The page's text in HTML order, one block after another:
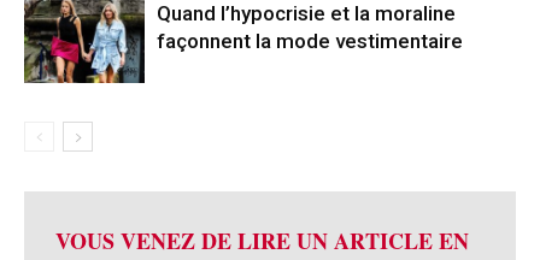
Quand l’hypocrisie et la moraline
façonnent la mode vestimentaire
VOUS VENEZ DE LIRE UN ARTICLE EN